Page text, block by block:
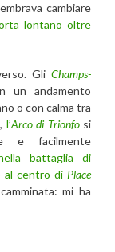
cambiare
lontano oltre
GliChamps-
un andamento
o con calma tra
l’Arco di Trionfosi
e facilmente
battaglia di
al centro di Place
mi ha